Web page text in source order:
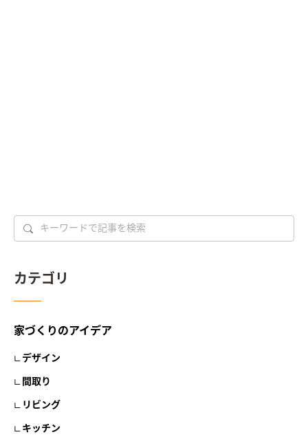
カテゴリ
家づくりのアイデア
デザイン
間取り
リビング
キッチン